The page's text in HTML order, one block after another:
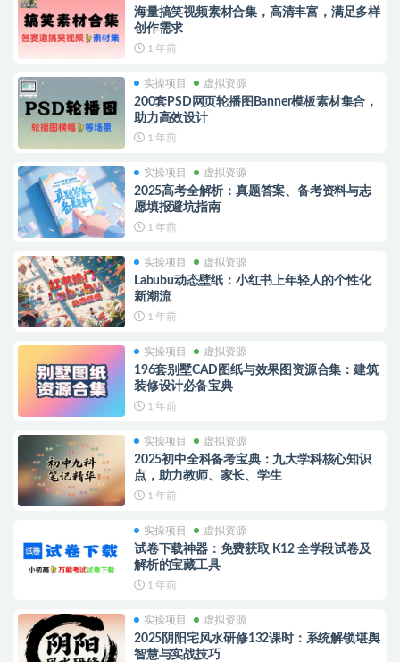
海量搞笑视频素材合集，高清丰富，满足多样
创作需求
1 年前
实操项目 虚拟资源
200套PSD网页轮播图Banner模板素材集合，
助力高效设计
1 年前
实操项目 虚拟资源
2025高考全解析：真题答案、备考资料与志
愿填报避坑指南
1 年前
实操项目 虚拟资源
Labubu动态壁纸：小红书上年轻人的个性化
新潮流
1 年前
实操项目 虚拟资源
196套别墅CAD图纸与效果图资源合集：建筑
装修设计必备宝典
1 年前
实操项目 虚拟资源
2025初中全科备考宝典：九大学科核心知识
点，助力教师、家长、学生
1 年前
实操项目 虚拟资源
试卷下载神器：免费获取 K12 全学段试卷及
解析的宝藏工具
1 年前
实操项目 虚拟资源
2025阴阳宅风水研修132课时：系统解锁堪舆
智慧与实战技巧